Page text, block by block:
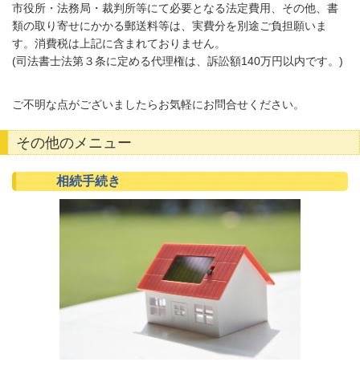
市役所・法務局・裁判所等にて必要となる法定費用、その他、書
類の取り寄せにかかる郵送料等は、実費分を別途ご負担願いま
す。 消費税は上記に含まれておりません。
(司法書士法第３条に定める代理権は、訴訟額140万円以内です。)
ご不明な点がございましたらお気軽にお問合せください。
その他のメニュー
相続手続き